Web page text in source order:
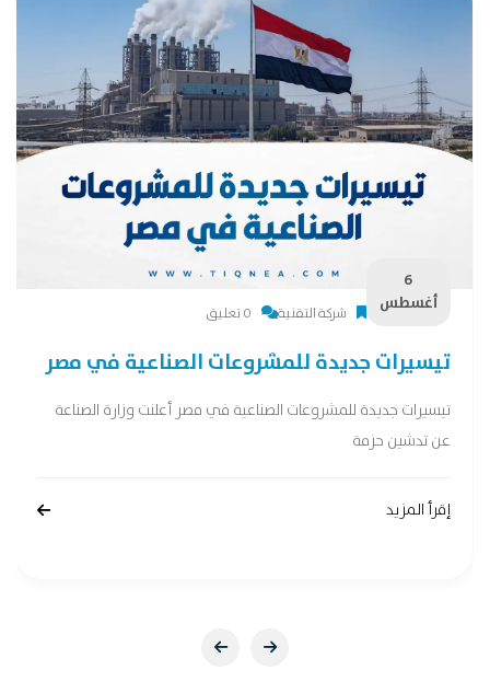
6
أغسطس
شركة التقنية 0 تعليق
تيسيرات جديدة للمشروعات الصناعية في مصر
تيسيرات جديدة للمشروعات الصناعية في مصر أعلنت وزارة الصناعة
عن تدشين حزمة
إقرأ المزيد